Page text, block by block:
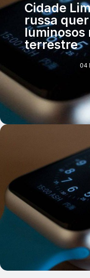
Cidade
russa
luminosos
terrestre
04